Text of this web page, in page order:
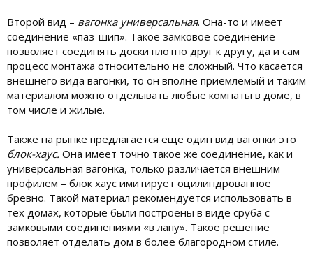
Второй вид – вагонка универсальная. Она-то и имеет
соединение «паз-шип». Такое замковое соединение
позволяет соединять доски плотно друг к другу, да и сам
процесс монтажа относительно не сложный. Что касается
внешнего вида вагонки, то он вполне приемлемый и таким
материалом можно отделывать любые комнаты в доме, в
том числе и жилые.
Также на рынке предлагается еще один вид вагонки это
блок-хаус. Она имеет точно такое же соединение, как и
универсальная вагонка, только различается внешним
профилем – блок хаус имитирует оцилиндрованное
бревно. Такой материал рекомендуется использовать в
тех домах, которые были построены в виде сруба с
замковыми соединениями «в лапу». Такое решение
позволяет отделать дом в более благородном стиле.